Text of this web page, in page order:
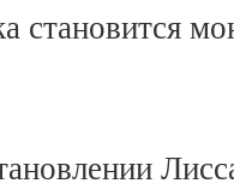
становится